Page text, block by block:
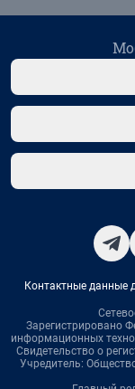
Контактные данные
Зарегистрировано
информационных
Свидетельство о
Учредитель: